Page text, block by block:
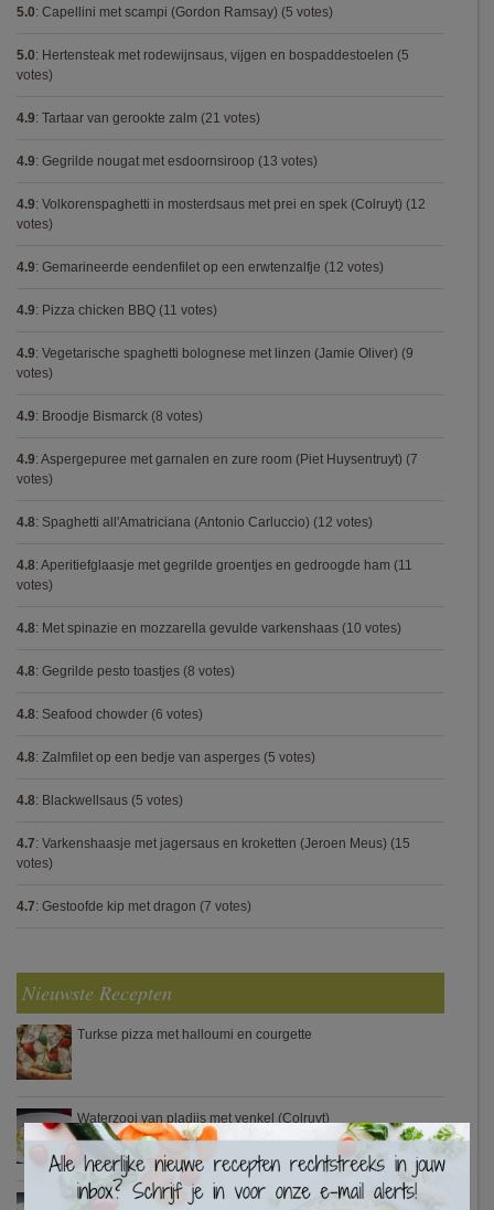
5.0: Capellini met scampi (Gordon Ramsay) (5 votes)
5.0: Hertensteak met rodewijnsaus, vijgen en bospaddestoelen (5
votes)
4.9: Tartaar van gerookte zalm (21 votes)
4.9: Gegrilde nougat met esdoornsiroop (13 votes)
4.9: Volkorenspaghetti in mosterdsaus met prei en spek (Colruyt) (12
votes)
4.9: Gemarineerde eendenfilet op een erwtenzalfje (12 votes)
4.9: Pizza chicken BBQ (11 votes)
4.9: Vegetarische spaghetti bolognese met linzen (Jamie Oliver) (9
votes)
4.9: Broodje Bismarck (8 votes)
4.9: Aspergepuree met garnalen en zure room (Piet Huysentruyt) (7
votes)
4.8: Spaghetti all'Amatriciana (Antonio Carluccio) (12 votes)
4.8: Aperitiefglaasje met gegrilde groentjes en gedroogde ham (11
votes)
4.8: Met spinazie en mozzarella gevulde varkenshaas (10 votes)
4.8: Gegrilde pesto toastjes (8 votes)
4.8: Seafood chowder (6 votes)
4.8: Zalmfilet op een bedje van asperges (5 votes)
4.8: Blackwellsaus (5 votes)
4.7: Varkenshaasje met jagersaus en kroketten (Jeroen Meus) (15
votes)
4.7: Gestoofde kip met dragon (7 votes)
Nieuwste Recepten
Turkse pizza met halloumi en courgette
Waterzooi van pladijs met venkel (Colruyt)
Zweedse gehaktballetjes
×